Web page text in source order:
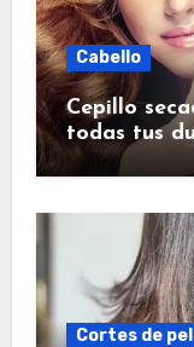
Cabello
Cepillo
todas tus
Cortes de